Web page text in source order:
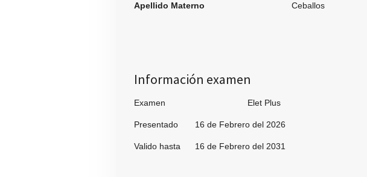
Apellido Materno Ceballos
Información examen
Examen Elet Plus
Presentado 16 de Febrero del 2026
Valido hasta 16 de Febrero del 2031